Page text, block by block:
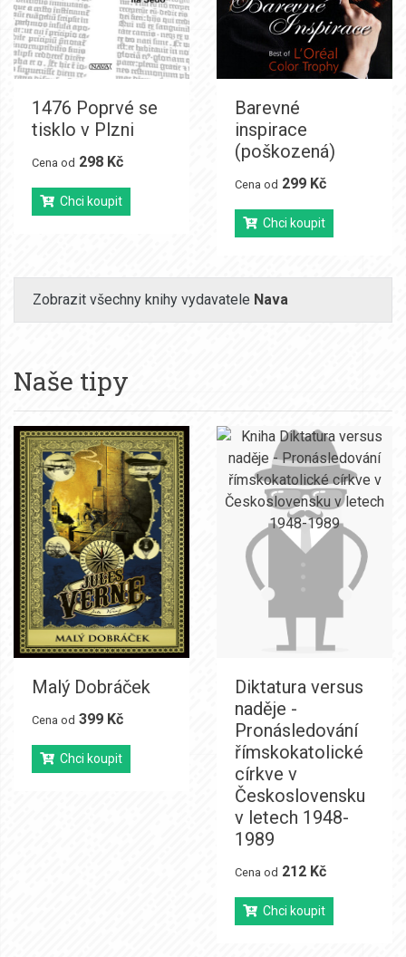
1476 Poprvé se
tisklo v Plzni
Cena od 298 Kč
Chci koupit
Barevné
inspirace
(poškozená)
Cena od 299 Kč
Chci koupit
Zobrazit všechny knihy vydavatele Nava
Naše tipy
Malý Dobráček
Cena od 399 Kč
Chci koupit
Diktatura versus
naděje -
Pronásledování
římskokatolické
církve v
Československu
v letech 1948-
1989
Cena od 212 Kč
Chci koupit